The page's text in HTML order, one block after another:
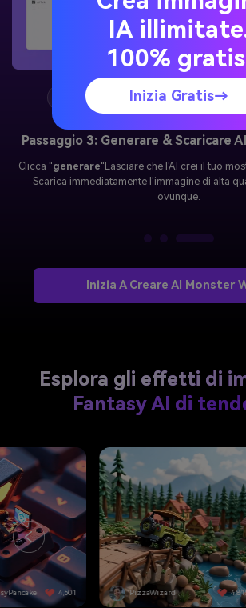
2
Passaggio 3: Generare & Scaricare
Clicca "generare"Lasciare che l'AI crei il tuo
Scarica immediatamente l'immagine di alta
ovunque.
Inizia A Creare AI Monster
Esplora gli effetti di
Fantasy AI di
4,815 FrostByte
IA
100%
Inizia Gratis→